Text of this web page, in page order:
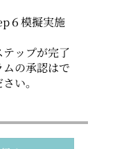
６模擬実施
ップが完了
の承認はで